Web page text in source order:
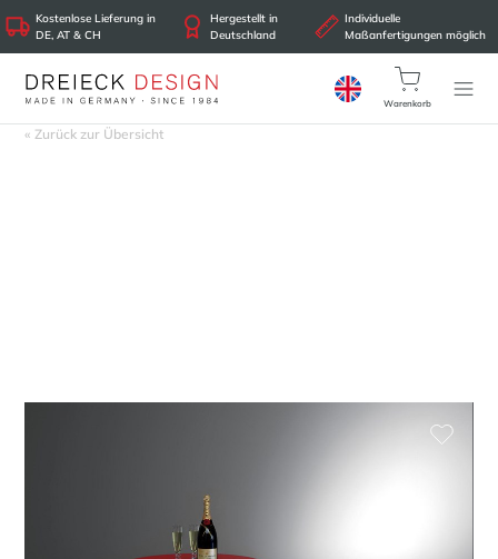
Kostenlose Lieferung in
DE, AT & CH
Hergestellt in
Deutschland
Individuelle
Maßanfertigungen möglich
Warenkorb
« Zurück zur Übersicht